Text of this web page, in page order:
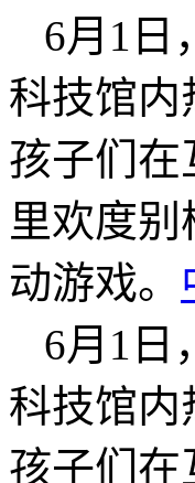
6月1日
科技馆内
孩子们在
里欢度
动游戏。
6月1日
科技馆内
孩子们在